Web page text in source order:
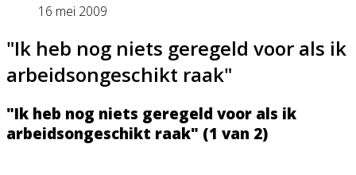
16 mei 2009
"Ik heb nog niets geregeld voor als ik
arbeidsongeschikt raak"
"Ik heb nog niets geregeld voor als ik
arbeidsongeschikt raak" (1 van 2)